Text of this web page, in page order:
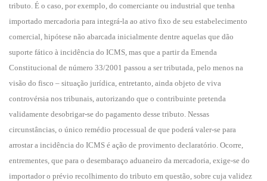
tributo. É o caso, por exemplo, do comerciante ou industrial que tenha
importado mercadoria para integrá-la ao ativo fixo de seu estabelecimento
comercial, hipótese não abarcada inicialmente dentre aquelas que dão
suporte fático à incidência do ICMS, mas que a partir da Emenda
Constitucional de número 33/2001 passou a ser tributada, pelo menos na
visão do fisco – situação jurídica, entretanto, ainda objeto de viva
controvérsia nos tribunais, autorizando que o contribuinte pretenda
validamente desobrigar-se do pagamento desse tributo. Nessas
circunstâncias, o único remédio processual de que poderá valer-se para
arrostar a incidência do ICMS é ação de provimento declaratório. Ocorre,
entrementes, que para o desembaraço aduaneiro da mercadoria, exige-se do
importador o prévio recolhimento do tributo em questão, sobre cuja validez